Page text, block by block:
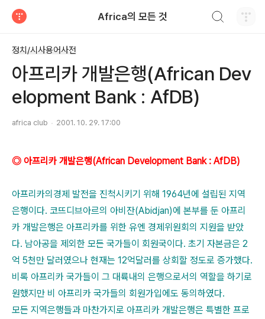
Africa의 모든 것
정치/시사용어사전
아프리카 개발은행(African Dev
elopment Bank : AfDB)
africa club 2001. 10. 29. 17:00
◎ 아프리카 개발은행(African Development Bank : AfDB)
아프리카의경제 발전을 진척시키기 위해 1964년에 설립된 지역
은행이다. 코뜨디브아르의 아비잔(Abidjan)에 본부를 둔 아프리
카 개발은행은 아프리카를 위한 유엔 경제위원회의 지원을 받았
다. 남아공을 제외한 모든 국가들이 회원국이다. 초기 자본금은 2
억 5천만 달러였으나 현재는 12억달러를 상회할 정도로 증가했다.
비록 아프리카 국가들이 그 대륙내의 은행으로서의 역할을 하기로
원했지만 비 아프리카 국가들의 회원가입에도 동의하였다.
모든 지역은행들과 마찬가지로 아프리카 개발은행은 특별한 프로